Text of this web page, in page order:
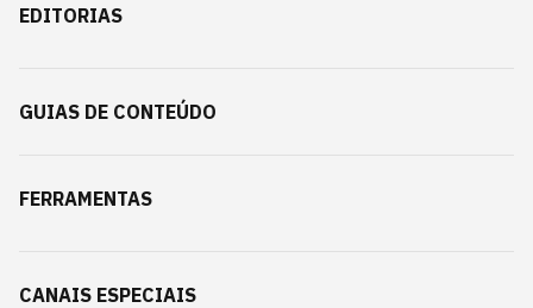
EDITORIAS
GUIAS DE CONTEÚDO
FERRAMENTAS
CANAIS ESPECIAIS